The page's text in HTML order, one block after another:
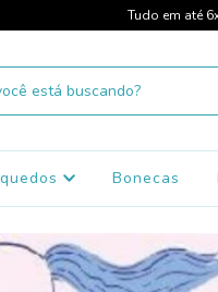
Tudo em até
Bonecas